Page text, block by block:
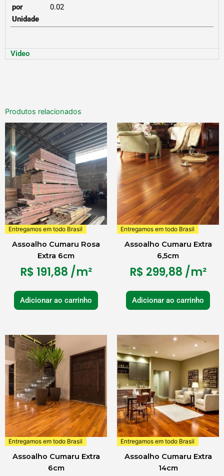
por
Unidade
0.02
Video
Produtos relacionados
Entregamos em todo Brasil
Assoalho Cumaru Rosa
Extra 6cm
R$ 191,88 /m²
Adicionar ao carrinho
Entregamos em todo Brasil
Assoalho Cumaru Extra
6,5cm
R$ 299,88 /m²
Adicionar ao carrinho
Entregamos em todo Brasil
Assoalho Cumaru Extra
6cm
Entregamos em todo Brasil
Assoalho Cumaru Extra
14cm